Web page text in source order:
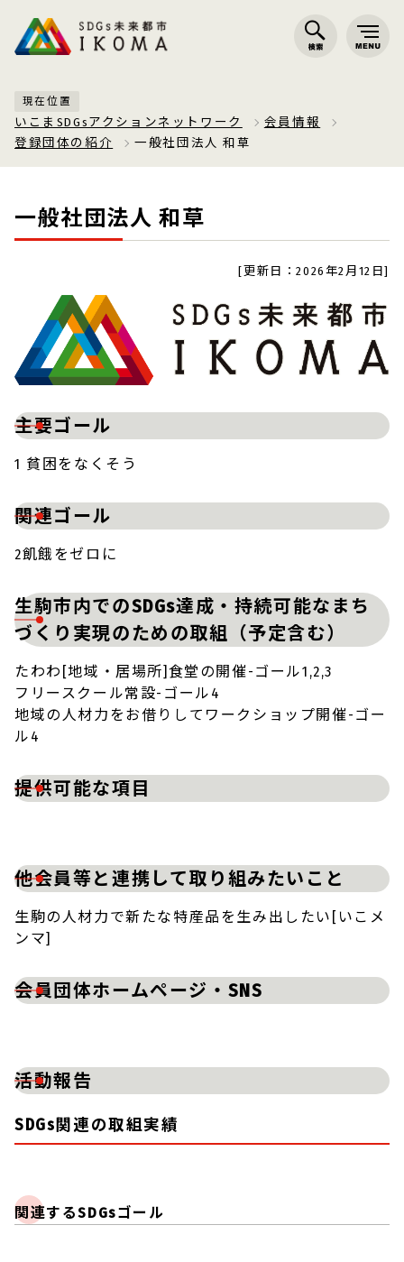
現在位置
いこまSDGsアクションネットワーク
会員情報
登録団体の紹介
一般社団法人 和草
一般社団法人 和草
[更新日：2026年2月12日]
主要ゴール
1 貧困をなくそう
関連ゴール
2飢餓をゼロに
生駒市内でのSDGs達成・持続可能なまち
づくり実現のための取組（予定含む）
たわわ[地域・居場所]食堂の開催-ゴール1,2,3
フリースクール常設-ゴール4
地域の人材力をお借りしてワークショップ開催-ゴー
ル4
提供可能な項目
他会員等と連携して取り組みたいこと
生駒の人材力で新たな特産品を生み出したい[いこメ
ンマ]
会員団体ホームページ・SNS
活動報告
SDGs関連の取組実績
関連するSDGsゴール